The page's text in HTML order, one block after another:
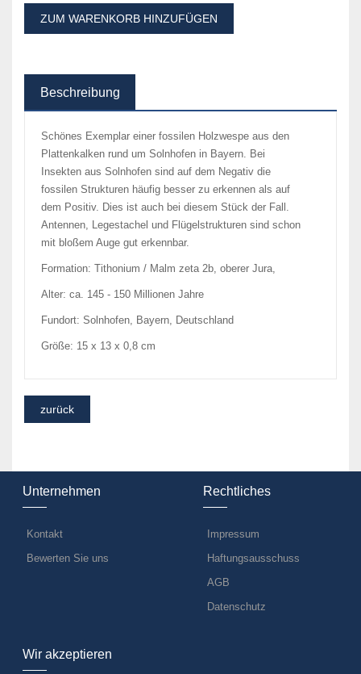
ZUM WARENKORB HINZUFÜGEN
Beschreibung
Schönes Exemplar einer fossilen Holzwespe aus den
Plattenkalken rund um Solnhofen in Bayern. Bei
Insekten aus Solnhofen sind auf dem Negativ die
fossilen Strukturen häufig besser zu erkennen als auf
dem Positiv. Dies ist auch bei diesem Stück der Fall.
Antennen, Legestachel und Flügelstrukturen sind schon
mit bloßem Auge gut erkennbar.
Formation: Tithonium / Malm zeta 2b, oberer Jura,
Alter: ca. 145 - 150 Millionen Jahre
Fundort: Solnhofen, Bayern, Deutschland
Größe: 15 x 13 x 0,8 cm
Unternehmen
Kontakt
Bewerten Sie uns
Rechtliches
Impressum
Haftungsausschuss
AGB
Datenschutz
Wir akzeptieren